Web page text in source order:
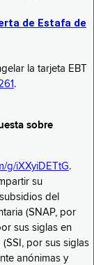
de Estafa de
la tarjeta EBT
.
sobre
g/iXXyiDETtG.
su
del
(SNAP, por
sus siglas en
por sus siglas
anónimas y